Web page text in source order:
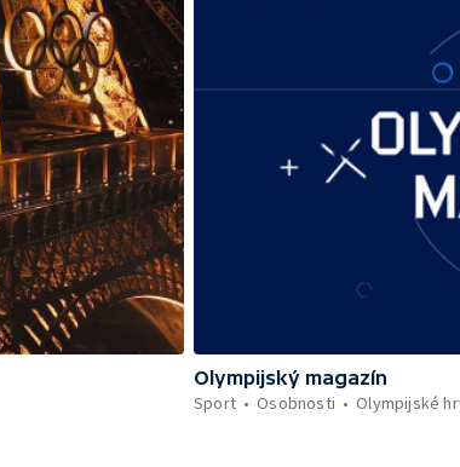
Olympijský magazín
Sport
Osobnosti Olympijské